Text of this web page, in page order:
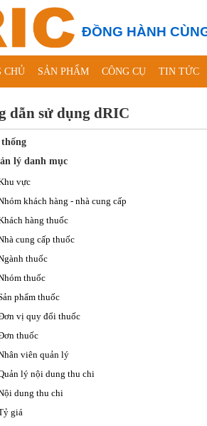
ĐỒNG HÀNH
CHỦ SẢN PHẨM CÔNG CỤ TIN TỨC
dẫn sử dụng dRIC
lý danh mục
vực
khách hàng - nhà cung cấp
hàng thuốc
cung cấp thuốc
thuốc
thuốc
phẩm thuốc
vị quy đổi thuốc
thuốc
viên quản lý
lý nội dung thu chi
dung thu chi
giá